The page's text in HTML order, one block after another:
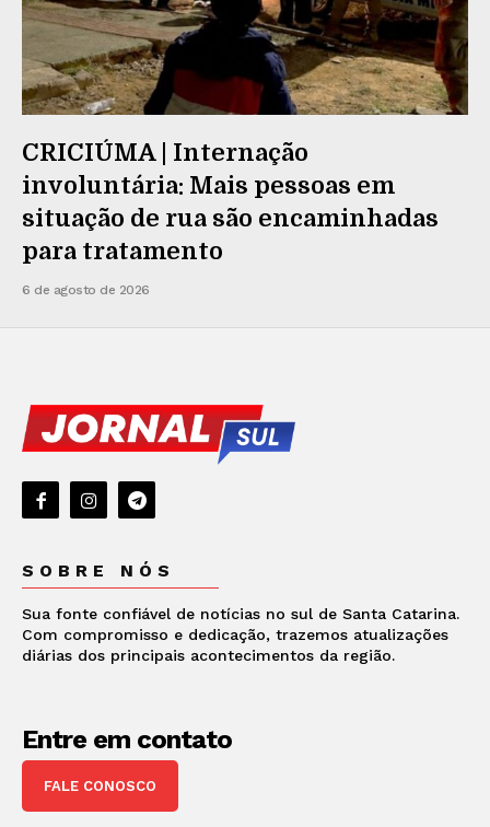
CRICIÚMA | Internação
involuntária: Mais pessoas em
situação de rua são encaminhadas
para tratamento
6 de agosto de 2026
SOBRE NÓS
Sua fonte confiável de notícias no sul de Santa Catarina.
Com compromisso e dedicação, trazemos atualizações
diárias dos principais acontecimentos da região.
Entre em contato
FALE CONOSCO